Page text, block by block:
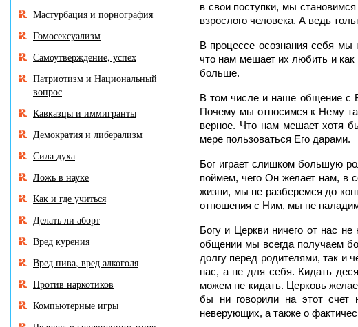
в свои поступки, мы
взрослого человека. А ведь
В процессе осознания себя
что нам мешает их любить и
больше.
В том числе и наше общение с
Почему мы относимся к Нему
верное. Что нам мешает хотя
мере пользоваться Его дарами.
Бог играет слишком большую
поймем, чего Он желает нам, в
жизни, мы не разберемся до
отношения с Ним, мы не
Богу и Церкви ничего от нас
общении мы всегда получаем
долгу перед родителями, так и
нас, а не для себя. Кидать
можем не кидать. Церковь
бы ни говорили на этот
неверующих, а также о
Мастурбация и порнография
Гомосексуализм
Самоутверждение, успех
Патриотизм и Национальный
вопрос
Кавказцы и иммигранты
Демократия и либерализм
Сила духа
Ложь в науке
Как и где учиться
Делать ли аборт
Вред курения
Вред пива, вред алкоголя
Против наркотиков
Компьютерные игры